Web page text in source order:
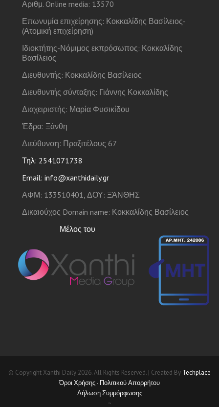
Αριθμ. Online media: 13570
Επωνυμία επιχείρησης: Κοκκαλίδης Βασίλειος-
(Ατομική επιχείρηση)
Ιδιοκτήτης-Νόμιμος εκπρόσωπος: Κοκκαλίδης
Βασίλειος
Διευθυντής: Κοκκαλίδης Βασίλειος
Διευθυντής σύνταξης: Γιάννης Κοκκαλίδης
Διαχειριστής: Μαρία Φυσικίδου
Έδρα: Ξάνθη
Διεύθυνση: Πραξιτέλους 67
Τηλ: 2541071738
Email: info@xanthidaily.gr
ΑΦΜ: 133510401, ΔΟΥ: ΞΆΝΘΗΣ
Δικαιούχος Domain name: Κοκκαλίδης Βασίλειος
Μέλος του
© Copyright Xanthi Daily 2026. All Rights Reserved. | Created By Techplace
Όροι Χρήσης - Πολιτικού Απορρήτου
Δήλωση Συμμόρφωσης
~